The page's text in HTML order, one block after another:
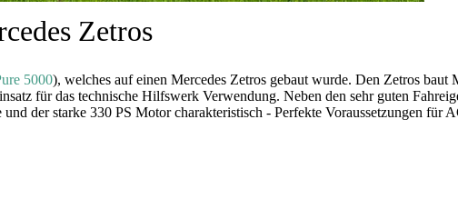
Zetros
5000), welches auf einen Mercedes Zetros gebaut wurde. Den Zetros baut
für das technische Hilfswerk Verwendung. Neben den sehr guten
der starke 330 PS Motor charakteristisch - Perfekte Voraussetzungen